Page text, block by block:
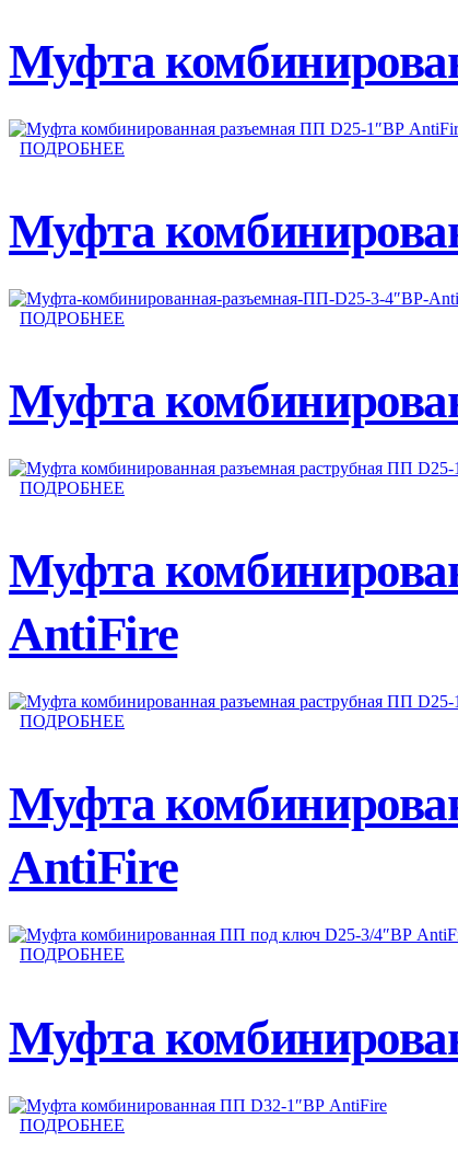
Муфта
ПОДРОБНЕЕ
Муфта
ПОДРОБНЕЕ
Муфта
ПОДРОБНЕЕ
Муфта
AntiFire
ПОДРОБНЕЕ
Муфта
AntiFire
ПОДРОБНЕЕ
Муфта
ПОДРОБНЕЕ